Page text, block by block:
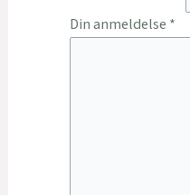
Din anmeldelse *